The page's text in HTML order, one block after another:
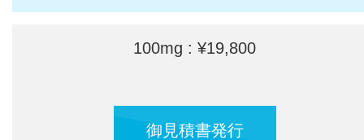
100mg : ¥19,800
御見積書発行